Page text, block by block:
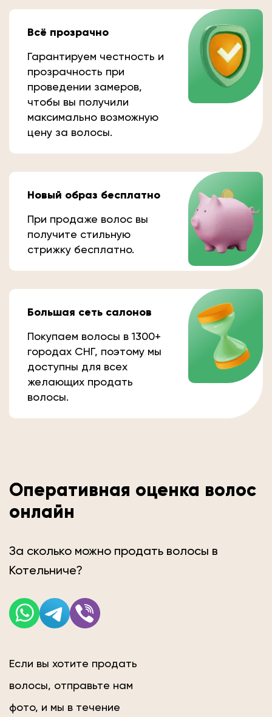
Всё прозрачно
Гарантируем честность и
прозрачность при
проведении замеров,
чтобы вы получили
максимально возможную
цену за волосы.
Новый образ бесплатно
При продаже волос вы
получите стильную
стрижку бесплатно.
Большая сеть салонов
Покупаем волосы в 1300+
городах СНГ, поэтому мы
доступны для всех
желающих продать
волосы.
Оперативная оценка волос
онлайн
За сколько можно продать волосы в
Котельниче?
Если вы хотите продать
волосы, отправьте нам
фото, и мы в течение